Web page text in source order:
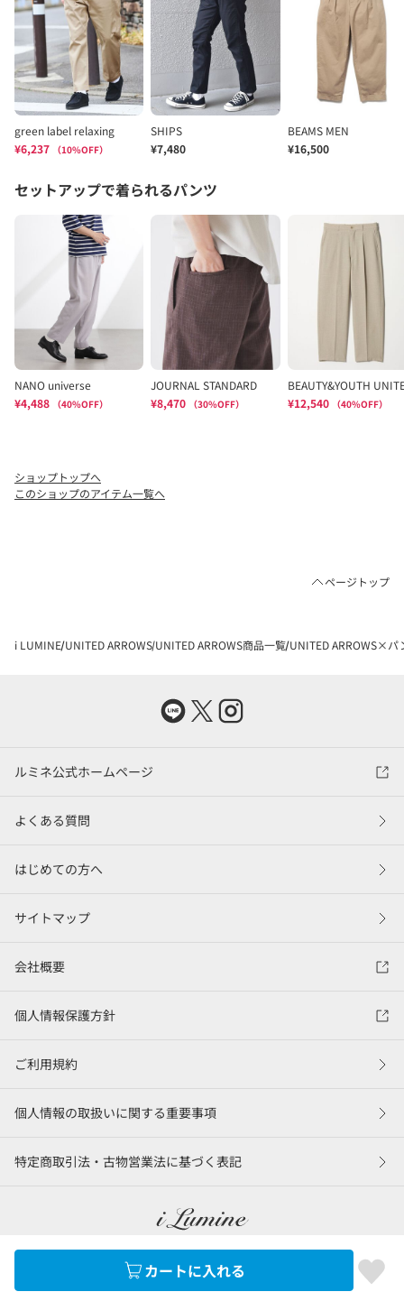
カートに入れる
ショップトップへ
このショップのアイテム一覧へ
ページトップ
i LUMINE UNITED ARROWS UNITED ARROWS商品一覧 UNITED ARROWS×パ
ルミネ公式ホームページ
よくある質問
はじめての方へ
サイトマップ
会社概要
個人情報保護方針
ご利用規約
個人情報の取扱いに関する重要事項
特定商取引法・古物営業法に基づく表記
©LUMINE Co., Ltd.